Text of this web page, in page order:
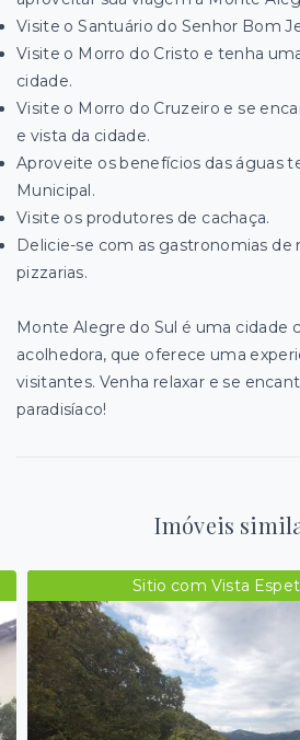
Visite o Santuário do Senhor Bom
Visite o Morro do Cristo e tenha
cidade.
Visite o Morro do Cruzeiro e se
e vista da cidade.
Aproveite os benefícios das águas
Municipal.
Visite os produtores de cachaça.
Delicie-se com as gastronomias de
pizzarias.
Monte Alegre do Sul é uma cidade
acolhedora, que oferece uma
visitantes. Venha relaxar e se
paradisíaco!
Imóveis
Sitio com Vista